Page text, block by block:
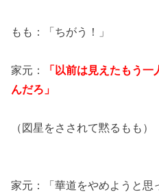
もも：「ちがう！」
家元：
「以前は見えたもう
んだろ」
（図星をさされて黙るもも）
家元：「華道をやめようと思